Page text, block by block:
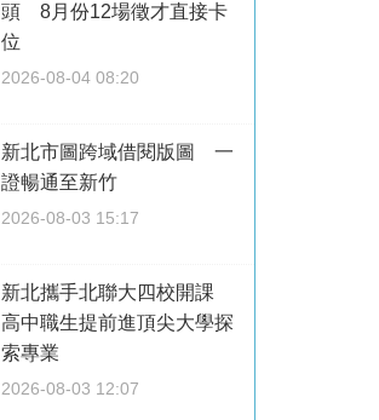
頭 8月份12場徵才直接卡
位
2026-08-04 08:20
新北市圖跨域借閱版圖 一
證暢通至新竹
2026-08-03 15:17
新北攜手北聯大四校開課
高中職生提前進頂尖大學探
索專業
2026-08-03 12:07